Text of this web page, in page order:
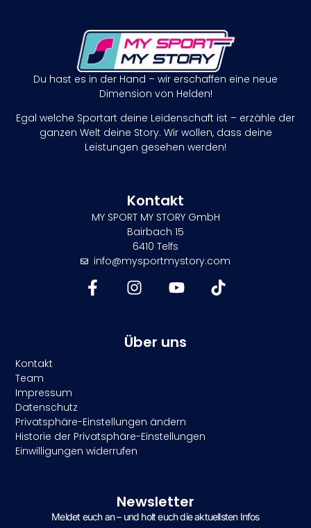
Du hast es in der Hand – wir erschaffen eine neue
Dimension von Helden!
Egal welche Sportart deine Leidenschaft ist – erzähle der
ganzen Welt deine Story. Wir wollen, dass deine
Leistungen gesehen werden!
Kontakt
MY SPORT MY STORY GmbH
Bairbach 15
6410 Telfs
info@mysportmystory.com
Über uns
Kontakt
Team
Impressum
Datenschutz
Privatsphäre-Einstellungen ändern
Historie der Privatsphäre-Einstellungen
Einwilligungen widerrufen
Newsletter
Meldet euch an – und holt euch die aktuellsten Infos